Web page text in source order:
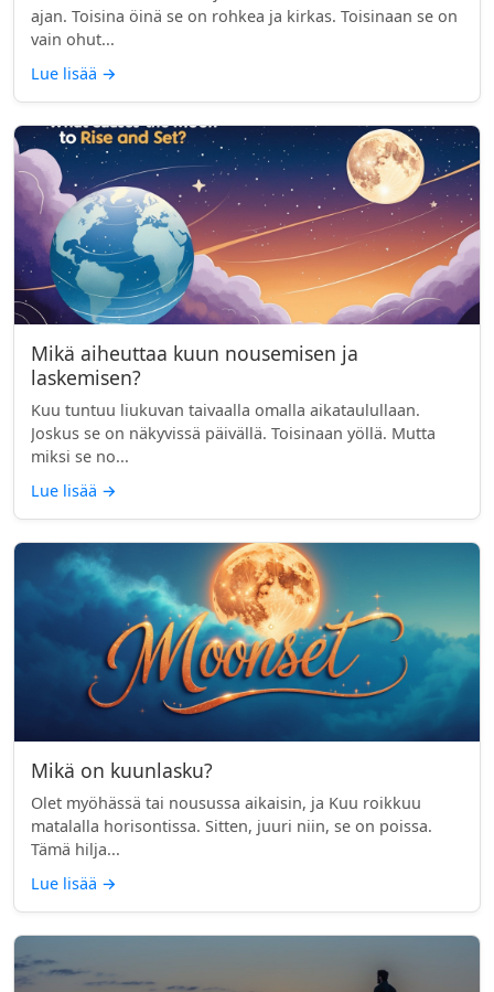
ajan. Toisina öinä se on rohkea ja kirkas. Toisinaan se on
vain ohut...
Lue lisää →
Mikä aiheuttaa kuun nousemisen ja
laskemisen?
Kuu tuntuu liukuvan taivaalla omalla aikataulullaan.
Joskus se on näkyvissä päivällä. Toisinaan yöllä. Mutta
miksi se no...
Lue lisää →
Mikä on kuunlasku?
Olet myöhässä tai nousussa aikaisin, ja Kuu roikkuu
matalalla horisontissa. Sitten, juuri niin, se on poissa.
Tämä hilja...
Lue lisää →